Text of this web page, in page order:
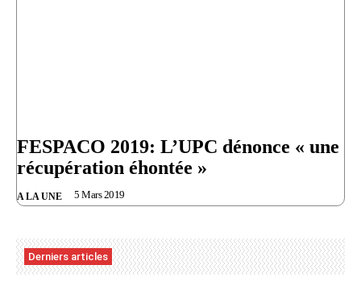
FESPACO 2019: L’UPC dénonce « une
récupération éhontée »
A LA UNE 5 Mars 2019
Derniers articles